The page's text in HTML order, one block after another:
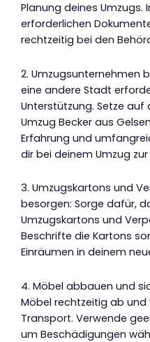
Planung deines Umzugs.
erforderlichen
rechtzeitig bei den
2. Umzugsunternehmen
eine andere Stadt
Unterstützung. Setze
Umzug Becker aus
Erfahrung und
dir bei deinem Umzug zur
3. Umzugskartons und
besorgen: Sorge dafür,
Umzugskartons und
Beschrifte die Kartons
Einräumen in deinem
4. Möbel abbauen und
Möbel rechtzeitig ab
Transport. Verwende
um Beschädigungen